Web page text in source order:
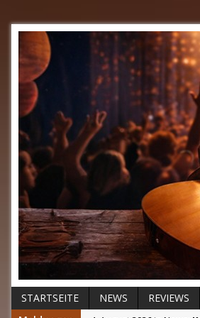
STARTSEITE NEWS REVIEWS